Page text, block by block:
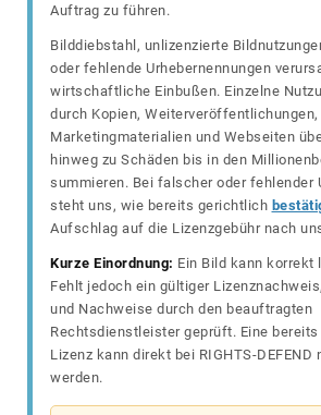
Auftrag zu führen.
Bilddiebstahl, unlizenzierte
oder fehlende Urhebernennungen
wirtschaftliche Einbußen. Einzelne
durch Kopien, Weiterveröffentlichungen,
Marketingmaterialien und Webseiten
hinweg zu Schäden bis in den
summieren. Bei falscher oder fehlender
steht uns, wie bereits gerichtlich
Aufschlag auf die Lizenzgebühr nach
Kurze Einordnung: Ein Bild kann korrekt
Fehlt jedoch ein gültiger
und Nachweise durch den beauftragten
Rechtsdienstleister geprüft. Eine
Lizenz kann direkt bei RIGHTS-DEFEND
werden.